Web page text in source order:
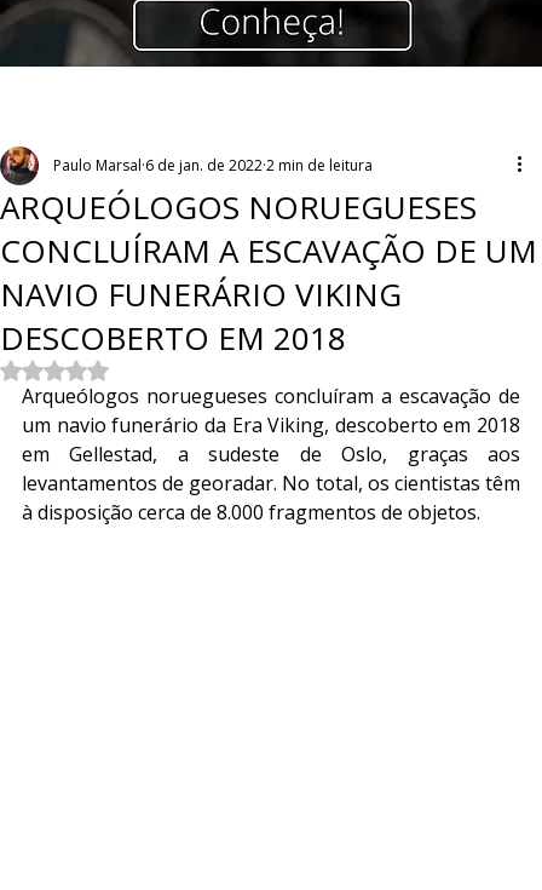
ARQUEÓLOGOS NORUEGUESES
CONCLUÍRAM A ESCAVAÇÃO DE UM
NAVIO FUNERÁRIO VIKING
DESCOBERTO EM 2018
Paulo Marsal 6 de jan. de 20222 min de leitura
Avaliado com NaN de 5 estrelas.
Arqueólogos noruegueses concluíram a escavação de
um navio funerário da Era Viking, descoberto em 2018
em Gellestad, a sudeste de Oslo, graças aos
levantamentos de georadar. No total, os cientistas têm
à disposição cerca de 8.000 fragmentos de objetos.